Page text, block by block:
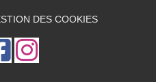
DES COOKIES